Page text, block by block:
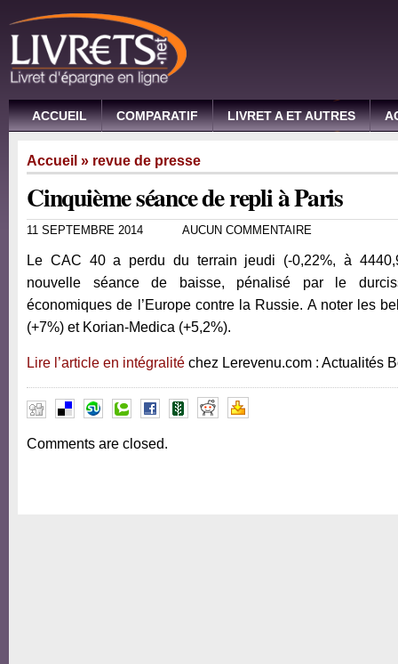
ACCUEIL COMPARATIF LIVRET A ET AUTRES
Accueil » revue de presse
Cinquième séance de repli à Paris
11 SEPTEMBRE 2014 AUCUN COMMENTAIRE
Le CAC 40 a perdu du terrain jeudi (-0,22%, à
nouvelle séance de baisse, pénalisé par le
économiques de l’Europe contre la Russie. A noter les
(+7%) et Korian-Medica (+5,2%).
Lire l’article en intégralité chez Lerevenu.com : Actualités
Comments are closed.